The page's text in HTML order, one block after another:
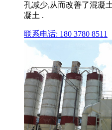
孔减少,从而改善了混凝
凝土 .
联系电话: 180 3780 8511